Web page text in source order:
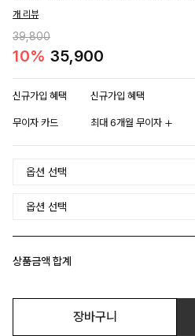
개 리뷰
39,800
10% 35,900
신규가입 혜택 신규가입 혜택
무이자 카드 최대 6개월 무이자
상품금액 합계
장바구니